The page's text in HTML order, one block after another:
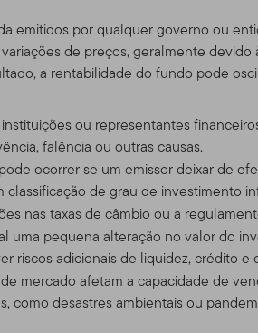
emitidos por qualquer governo ou
de preços, geralmente devido
a rentabilidade do fundo pode
ou representantes
falência ou outras causas.
ocorrer se um emissor deixar de
de grau de investimento
nas taxas de câmbio ou a
uma pequena alteração no valor do
riscos adicionais de liquidez, crédito e
mercado afetam a capacidade de
como desastres ambientais ou
pessoa em qualquer jurisdição em
tal jurisdição. SE VOCÊ ESTIVER
corretor, advogado, contador,
Conta de Acesso
pessoal e não comercial, a menos que
que possuem clientes com
dirigido a investidores dos
esse site de lugares de dentro dos
de todas as leis aplicáveis.